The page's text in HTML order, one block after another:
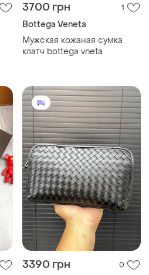
3700 грн 1
Bottega Veneta
Мужская кожаная сумка
клатч bottega vneta
3390 грн 0